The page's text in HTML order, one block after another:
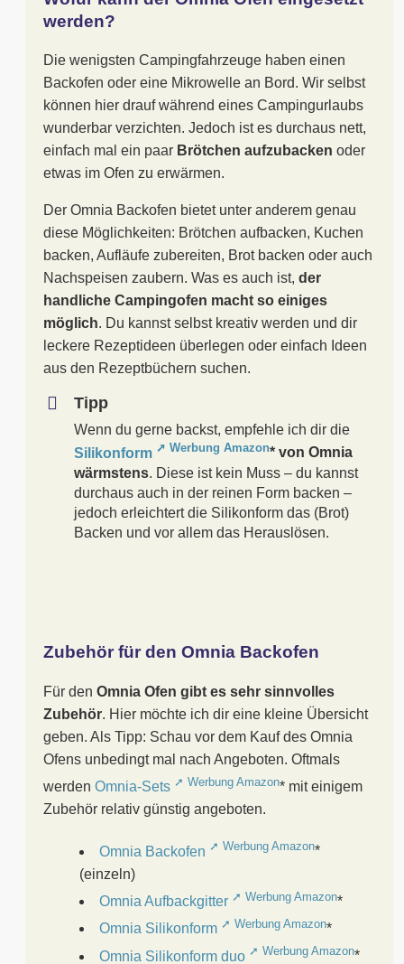
werden?
Die wenigsten Campingfahrzeuge haben einen
Backofen oder eine Mikrowelle an Bord. Wir selbst
können hier drauf während eines Campingurlaubs
wunderbar verzichten. Jedoch ist es durchaus nett,
einfach mal ein paar Brötchen aufzubacken oder
etwas im Ofen zu erwärmen.
Der Omnia Backofen bietet unter anderem genau
diese Möglichkeiten: Brötchen aufbacken, Kuchen
backen, Aufläufe zubereiten, Brot backen oder auch
Nachspeisen zaubern. Was es auch ist, der
handliche Campingofen macht so einiges
möglich. Du kannst selbst kreativ werden und dir
leckere Rezeptideen überlegen oder einfach Ideen
aus den Rezeptbüchern suchen.
Tipp
Wenn du gerne backst, empfehle ich dir die
Silikonform
* von Omnia
wärmstens. Diese ist kein Muss – du kannst
durchaus auch in der reinen Form backen –
jedoch erleichtert die Silikonform das (Brot)
Backen und vor allem das Herauslösen.
Zubehör für den Omnia Backofen
Für den Omnia Ofen gibt es sehr sinnvolles
Zubehör. Hier möchte ich dir eine kleine Übersicht
geben. Als Tipp: Schau vor dem Kauf des Omnia
Ofens unbedingt mal nach Angeboten. Oftmals
werden Omnia-Sets
* mit einigem
Zubehör relativ günstig angeboten.
Omnia Backofen
*
(einzeln)
Omnia Aufbackgitter
*
Omnia Silikonform
*
Omnia Silikonform duo
*